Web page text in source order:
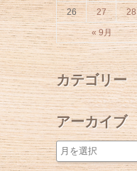
« 9月
26 27 28
カテゴリー
アーカイブ